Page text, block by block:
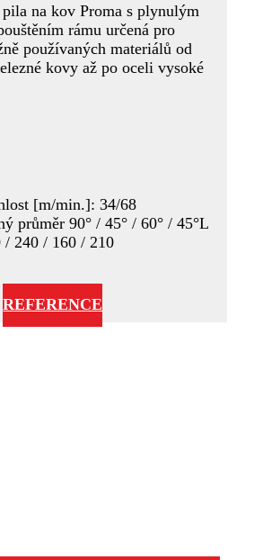
na kov Proma s plynulým
rámu určená pro
používaných materiálů od
kovy až po oceli vysoké
[m/min.]: 34/68
průměr 90° / 45° / 60° / 45°L
240 / 160 / 210
REFERENCE